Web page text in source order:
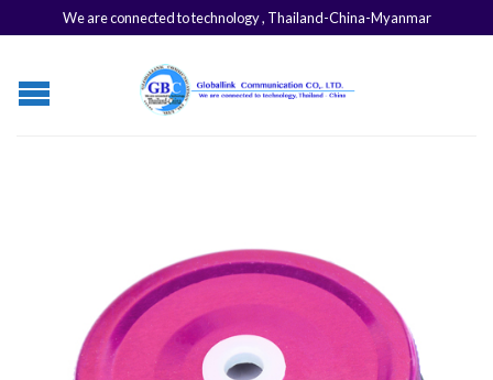
We are connected to technology , Thailand-China-Myanmar